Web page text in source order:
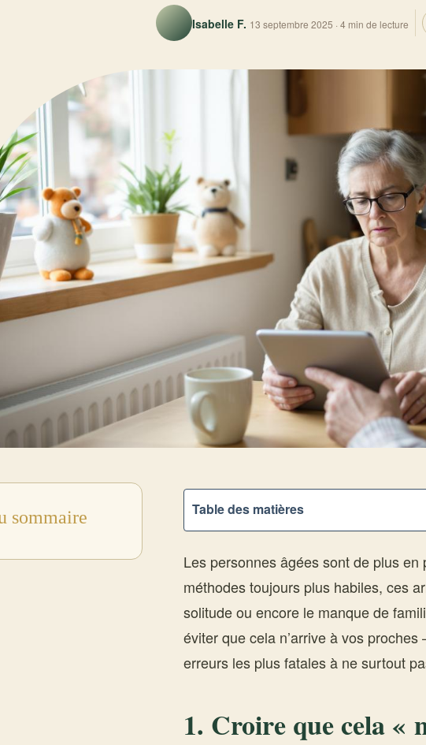
Isabelle F. 13 septembre 2025 · 4 min de lecture
sommaire Table des matières
Les personnes âgées sont de plus
méthodes toujours plus habiles, ces
solitude ou encore le manque de
éviter que cela n’arrive à vos
erreurs les plus fatales à ne surtout
1. Croire que cela «